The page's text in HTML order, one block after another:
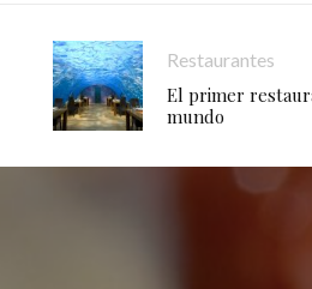
Restaurantes
El primer
mundo